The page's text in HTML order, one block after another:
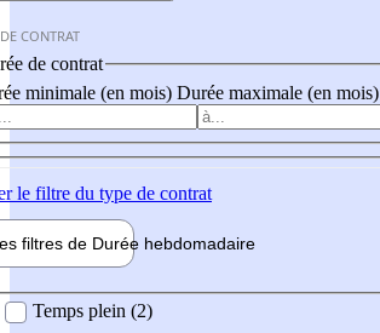
CONTRAT
de contrat
minimale (en mois) Durée maximale (en mois)
le filtre du type de contrat
filtres de Durée hebdomadaire
Temps plein (2)